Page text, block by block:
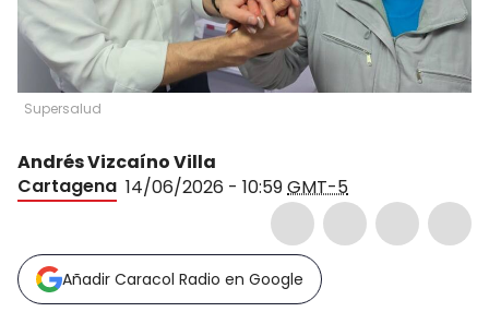
Supersalud
Andrés Vizcaíno Villa
Cartagena 14/06/2026 - 10:59GMT-5
Añadir Caracol Radio en Google